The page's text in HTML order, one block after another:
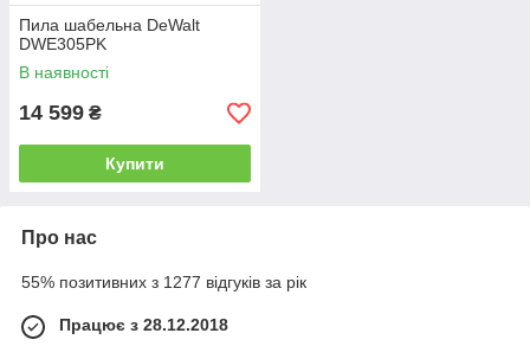
Пила шабельна DeWalt
DWE305PK
В наявності
14 599 ₴
Купити
Про нас
55% позитивних з 1277 відгуків за рік
Працює з 28.12.2018